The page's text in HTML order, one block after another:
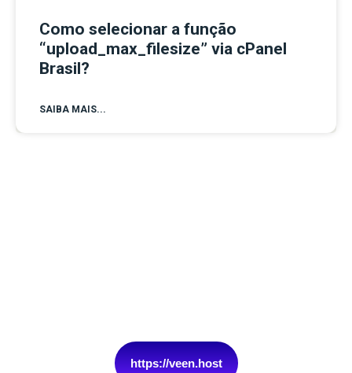
Como selecionar a função
“upload_max_filesize” via cPanel
Brasil?
SAIBA MAIS...
https://veen.host